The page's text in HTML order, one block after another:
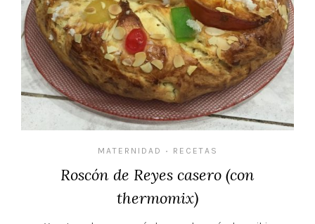
MATERNIDAD • RECETAS
Roscón de Reyes casero (con
thermomix)